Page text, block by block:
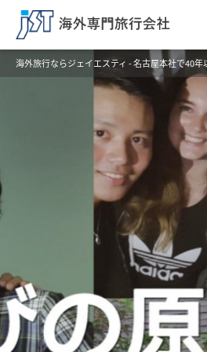
海外旅行ならジェイエスティ - 名古屋本社で40